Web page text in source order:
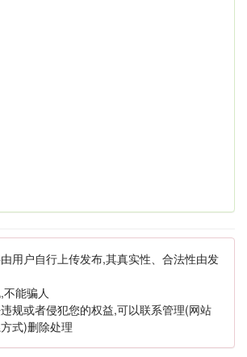
用户自行上传发布,其真实性、合法性由发
能骗人
规或者侵犯您的权益,可以联系管理(网站
式)删除处理